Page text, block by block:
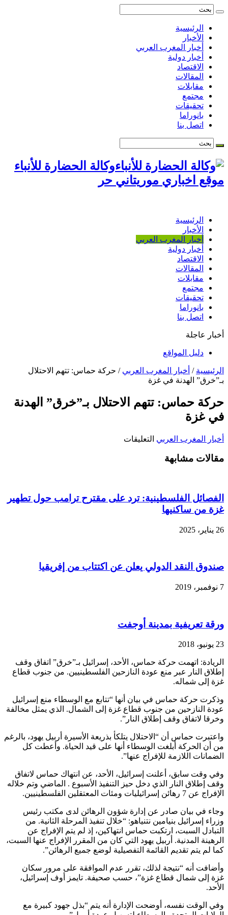
الرئيسية
الأخبار
أخبار المغرب العربي
أخبار دولية
الاقتصاد
المقالات
مقابلات
مجتمع
تحقيقات
بانوراما
اتصل بنا
وكالة الحضارة للأنباء
موقع اخباري موريتاني حر
الرئيسية
الأخبار
أخبار المغرب العربي
أخبار دولية
الاقتصاد
المقالات
مقابلات
مجتمع
تحقيقات
بانوراما
اتصل بنا
أخبار عاجلة
دليل المواقع
الرئيسية / أخبار المغرب العربي / حركة حماس: تتهم الاحتلال
بـ”خرق” الهدنة في غزة
حركة حماس: تتهم الاحتلال بـ”خرق” الهدنة
في غزة
أخبار المغرب العربي التعليقات
الهدنة
مقالات مشابهة
الفصائل الفلسطينية: ترد على مقترح ترامب حول تطهير
غزة من ساكنيها
26 يناير، 2025
صندوق النقد الدولي يعلن عن اكتتاب من إفريقيا
7 نوفمبر، 2019
ورقة تعريفية بمدينة أوجفت
23 يونيو، 2018
الريادة: اتهمت حركة حماس، الأحد، إسرائيل بـ”خرق” اتفاق وقف
إطلاق النار عبر منع عودة النازحين الفلسطينيين. من جنوب قطاع
غزة إلى شماله.
وذكرت حركة حماس في بيان أنها “تتابع مع الوسطاء منع إسرائيل
عودة النازحين من جنوب قطاع غزة إلى الشمال. الذي يمثل مخالفة
وخرقا لاتفاق وقف إطلاق النار”.
واعتبرت حماس أن “الاحتلال يتلكأ بذريعة الأسيرة أربيل يهود، بالرغم
من أن الحركة أبلغت الوسطاء أنها على قيد الحياة. وأعطت كل
الضمانات اللازمة للإفراج عنها”.
وفي وقت سابق، أعلنت إسرائيل، الأحد، عن انتهاك حماس لاتفاق
وقف إطلاق النار الذي دخل حيز التنفيذ الأسبوع . الماضي وتم خلاله
الإفراج عن 7 رهائن إسرائيليات ومئات المعتقلين الفلسطينيين.
وجاء في بيان صادر عن إدارة شؤون الرهائن لدى مكتب رئيس
وزراء إسرائيل بنيامين نتنياهو: “خلال تنفيذ المرحلة الثانية. من
التبادل السبت، ارتكبت حماس انتهاكين، إذ لم يتم الإفراج عن
الرهينة المدنية. أربيل يهود التي كان من المقرر الإفراج عنها السبت،
كما لم يتم تقديم القائمة التفصيلية لوضع جميع الرهائن”.
وأضافت أنه “نتيجة لذلك، تقرر عدم الموافقة على مرور سكان
غزة إلى شمال قطاع غزة”، حسب صحيفة. تايمز أوف إسرائيل،
الأحد.
وفي الوقت نفسه، أوضحت الإدارة أنه يتم “بذل جهود كبيرة مع